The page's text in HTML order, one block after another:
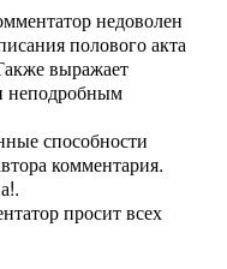
недоволен
полового акта
выражает
неподробным
способности
комментария.
просит всех